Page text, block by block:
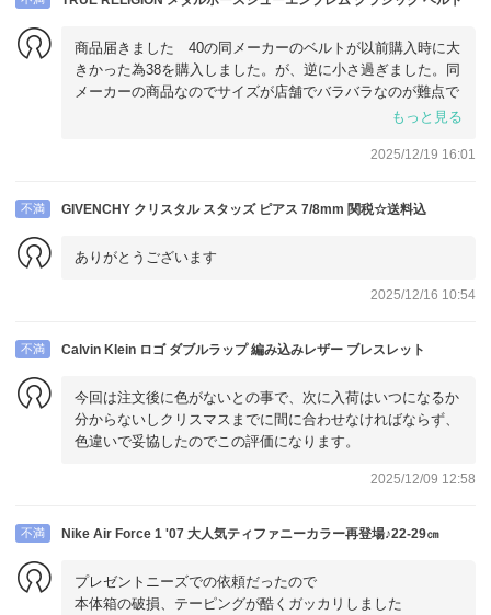
商品届きました 40の同メーカーのベルトが以前購入時に大
きかった為38を購入しました。が、逆に小さ過ぎました。同
メーカーの商品なのでサイズが店舗でバラバラなのが難点で
もっと見る
2025/12/19 16:01
不満 GIVENCHY クリスタル スタッズ ピアス 7/8mm 関税☆送料込
ありがとうございます
2025/12/16 10:54
不満 Calvin Klein ロゴ ダブルラップ 編み込みレザー ブレスレット
今回は注文後に色がないとの事で、次に入荷はいつになるか
分からないしクリスマスまでに間に合わせなければならず、
色違いで妥協したのでこの評価になります。
2025/12/09 12:58
不満 Nike Air Force 1 '07 大人気ティファニーカラー再登場♪22-29㎝
プレゼントニーズでの依頼だったので
本体箱の破損、テーピングが酷くガッカリしました